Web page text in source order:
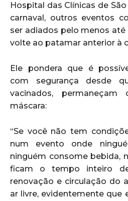
Hospital das Clínicas de
carnaval, outros eventos
ser adiados pelo menos até
volte ao patamar anterior à
Ele pondera que é
com segurança desde
vacinados,
máscara:
“Se você não tem
num evento onde
ninguém consome bebida,
ficam o tempo inteiro
renovação e circulação do
ar livre, evidentemente que